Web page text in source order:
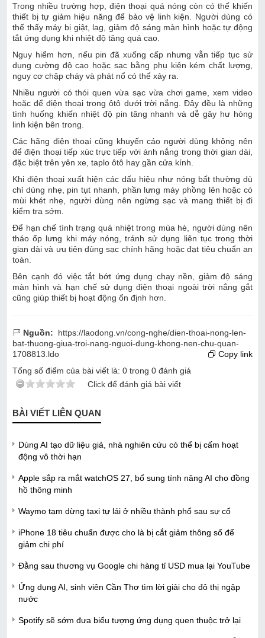
Trong nhiều trường hợp, điện thoại quá nóng còn có thể khiến
thiết bị tự giảm hiệu năng để bảo vệ linh kiện. Người dùng có
thể thấy máy bị giật, lag, giảm độ sáng màn hình hoặc tự động
tắt ứng dụng khi nhiệt độ tăng quá cao.
Nguy hiểm hơn, nếu pin đã xuống cấp nhưng vẫn tiếp tục sử
dụng cường độ cao hoặc sạc bằng phụ kiện kém chất lượng,
nguy cơ chập cháy và phát nổ có thể xảy ra.
Nhiều người có thói quen vừa sạc vừa chơi game, xem video
hoặc để điện thoại trong ôtô dưới trời nắng. Đây đều là những
tình huống khiến nhiệt độ pin tăng nhanh và dễ gây hư hỏng
linh kiện bên trong.
Các hãng điện thoại cũng khuyến cáo người dùng không nên
để điện thoại tiếp xúc trực tiếp với ánh nắng trong thời gian dài,
đặc biệt trên yên xe, taplo ôtô hay gần cửa kính.
Khi điện thoại xuất hiện các dấu hiệu như nóng bất thường dù
chỉ dùng nhẹ, pin tụt nhanh, phần lưng máy phồng lên hoặc có
mùi khét nhẹ, người dùng nên ngừng sạc và mang thiết bị đi
kiểm tra sớm.
Để hạn chế tình trạng quá nhiệt trong mùa hè, người dùng nên
tháo ốp lưng khi máy nóng, tránh sử dụng liên tục trong thời
gian dài và ưu tiên dùng sạc chính hãng hoặc đạt tiêu chuẩn an
toàn.
Bên cạnh đó việc tắt bớt ứng dụng chạy nền, giảm độ sáng
màn hình và hạn chế sử dụng điện thoại ngoài trời nắng gắt
cũng giúp thiết bị hoạt động ổn định hơn.
Nguồn:
https://laodong.vn/cong-nghe/dien-thoai-nong-len-
bat-thuong-giua-troi-nang-nguoi-dung-khong-nen-chu-quan-
1708813.ldo
Copy link
Tổng số điểm của bài viết là: 0 trong 0 đánh giá
Click để đánh giá bài viết
BÀI VIẾT LIÊN QUAN
Dùng AI tạo dữ liệu giả, nhà nghiên cứu có thể bị cấm hoạt
động vô thời hạn
Apple sắp ra mắt watchOS 27, bổ sung tính năng AI cho đồng
hồ thông minh
Waymo tạm dừng taxi tự lái ở nhiều thành phố sau sự cố
iPhone 18 tiêu chuẩn được cho là bị cắt giảm thông số để
giảm chi phí
Đằng sau thương vụ Google chi hàng tỉ USD mua lại YouTube
Ứng dụng AI, sinh viên Cần Thơ tìm lời giải cho đô thị ngập
nước
Spotify sẽ sớm đưa biểu tượng ứng dụng quen thuộc trở lại